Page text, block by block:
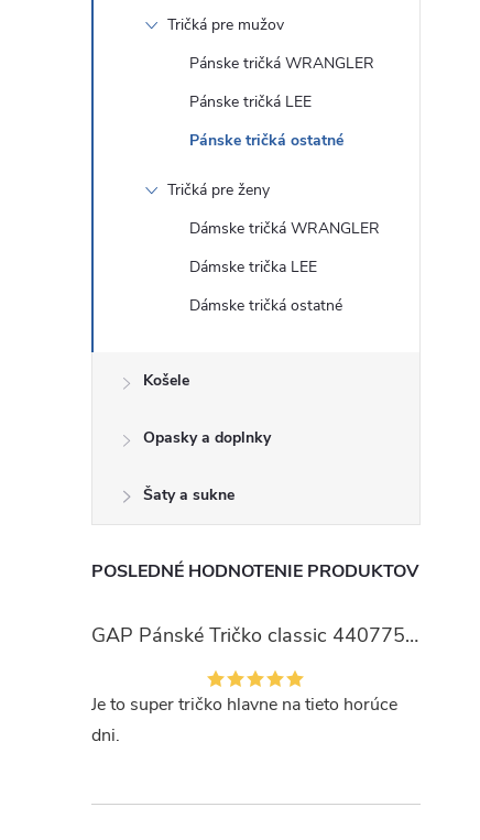
Tričká pre mužov
Pánske tričká WRANGLER
Pánske tričká LEE
Pánske tričká ostatné
Tričká pre ženy
Dámske tričká WRANGLER
Dámske trička LEE
Dámske tričká ostatné
Košele
Opasky a doplnky
Šaty a sukne
POSLEDNÉ HODNOTENIE PRODUKTOV
GAP Pánské Tričko classic 440775-00
Je to super tričko hlavne na tieto horúce
dni.